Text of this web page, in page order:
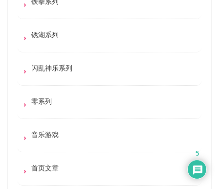
锈湖系列
闪乱神乐系列
零系列
音乐游戏
首页文章
5